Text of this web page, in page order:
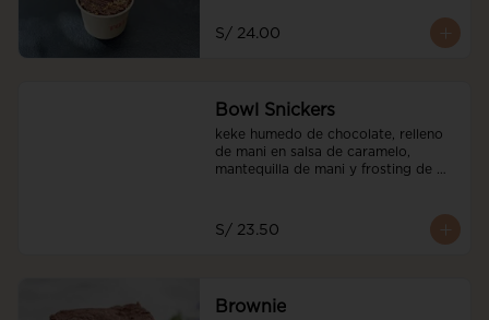
S/ 24.00
Bowl Snickers
keke humedo de chocolate, relleno
de mani en salsa de caramelo,
mantequilla de mani y frosting de
S/ 23.50
Brownie